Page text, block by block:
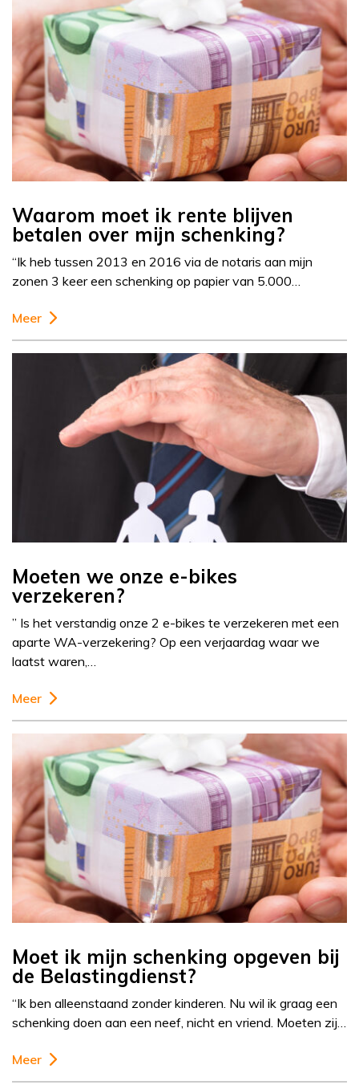
Waarom moet ik rente blijven
betalen over mijn schenking?
“Ik heb tussen 2013 en 2016 via de notaris aan mijn
zonen 3 keer een schenking op papier van 5.000…
Meer
Moeten we onze e-bikes
verzekeren?
” Is het verstandig onze 2 e-bikes te verzekeren met een
aparte WA-verzekering? Op een verjaardag waar we
laatst waren,…
Meer
Moet ik mijn schenking opgeven bij
de Belastingdienst?
“Ik ben alleenstaand zonder kinderen. Nu wil ik graag een
schenking doen aan een neef, nicht en vriend. Moeten zij…
Meer